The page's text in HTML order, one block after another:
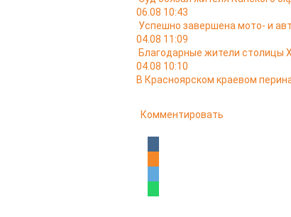
06.08 10:43
Успешно завершена мото- и
04.08 11:09
Благодарные жители столицы
04.08 10:10
В Красноярском краевом
Комментировать